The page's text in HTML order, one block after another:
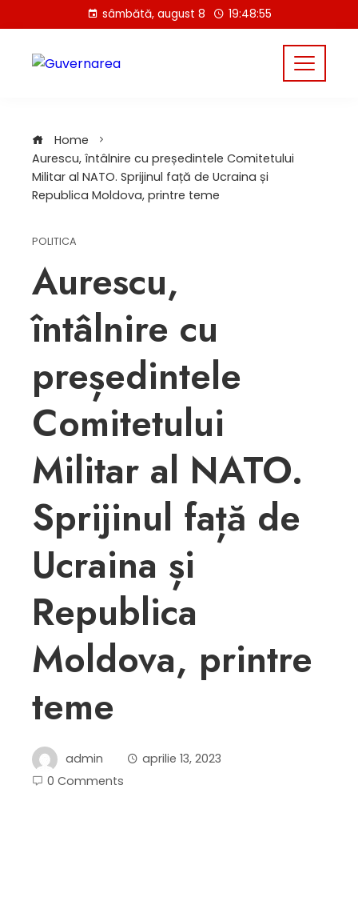
to
content
sâmbătă, august 8 19:48:55
Home
Aurescu, întâlnire cu președintele Comitetului
Militar al NATO. Sprijinul față de Ucraina și
Republica Moldova, printre teme
POLITICA
Aurescu,
întâlnire cu
președintele
Comitetului
Militar al NATO.
Sprijinul față de
Ucraina și
Republica
Moldova, printre
teme
admin
aprilie 13, 2023
0 Comments